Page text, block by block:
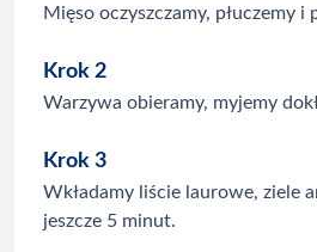
Mięso oczyszczamy, płuczemy
Krok 2
Warzywa obieramy, myjemy
Krok 3
Wkładamy liście laurowe, ziele
jeszcze 5 minut.